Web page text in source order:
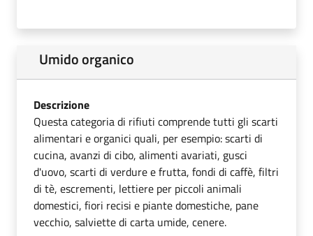
Umido organico
Descrizione
Questa categoria di rifiuti comprende tutti gli scarti
alimentari e organici quali, per esempio: scarti di
cucina, avanzi di cibo, alimenti avariati, gusci
d'uovo, scarti di verdure e frutta, fondi di caffè, filtri
di tè, escrementi, lettiere per piccoli animali
domestici, fiori recisi e piante domestiche, pane
vecchio, salviette di carta umide, cenere.